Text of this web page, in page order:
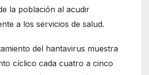
la población al acudir
a los servicios de salud.
del hantavirus muestra
cíclico cada cuatro a cinco